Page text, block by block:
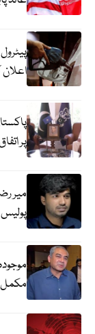
اعلان
پر
میر
مکمل